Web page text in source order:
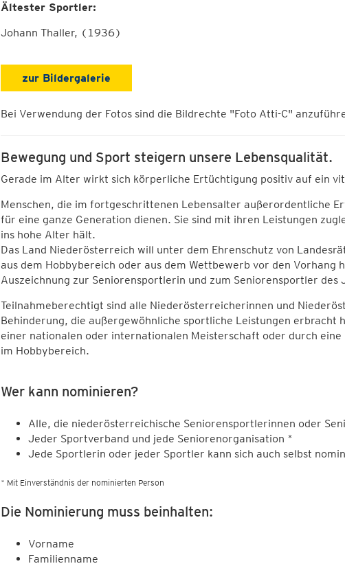
Ältester Sportler:
Johann Thaller, (1936)
zur Bildergalerie
Bei Verwendung der Fotos sind die Bildrechte "Foto Atti-C"
Bewegung und Sport steigern unsere Lebensqualität.
Gerade im Alter wirkt sich körperliche Ertüchtigung positiv auf ein
Menschen, die im fortgeschrittenen Lebensalter außerordentliche
für eine ganze Generation dienen. Sie sind mit ihren Leistungen
ins hohe Alter hält.
Das Land Niederösterreich will unter dem Ehrenschutz von
aus dem Hobbybereich oder aus dem Wettbewerb vor den Vorhang
Auszeichnung zur Seniorensportlerin und zum Seniorensportler des
Teilnahmeberechtigt sind alle Niederösterreicherinnen und
Behinderung, die außergewöhnliche sportliche Leistungen erbracht
einer nationalen oder internationalen Meisterschaft oder durch
im Hobbybereich.
Wer kann nominieren?
Alle, die niederösterreichische Seniorensportlerinnen oder
Jeder Sportverband und jede Seniorenorganisation *
Jede Sportlerin oder jeder Sportler kann sich auch selbst
* Mit Einverständnis der nominierten Person
Die Nominierung muss beinhalten:
Vorname
Familienname